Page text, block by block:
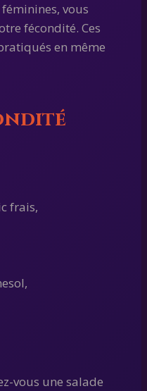
vous
fécondité. Ces
en même
frais,
vous une salade